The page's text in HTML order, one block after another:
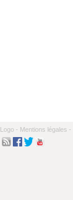
Logo - Mentions légales -